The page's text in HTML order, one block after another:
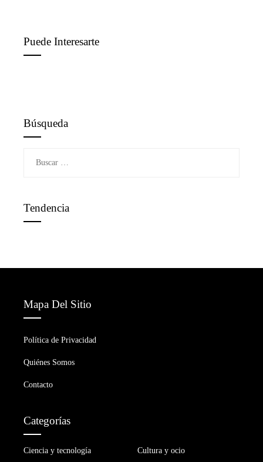
Puede Interesarte
Búsqueda
Tendencia
Mapa Del Sitio
Política de Privacidad
Quiénes Somos
Contacto
Categorías
Ciencia y tecnología Cultura y ocio